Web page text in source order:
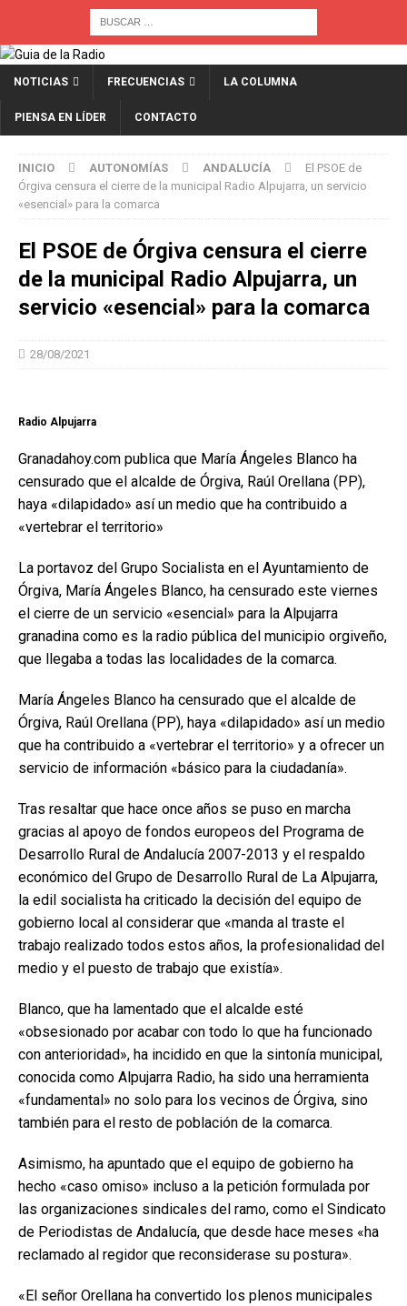
NOTICIAS FRECUENCIAS LA COLUMNA
PIENSA EN LÍDER CONTACTO
INICIO AUTONOMÍAS ANDALUCÍA
El PSOE de
Órgiva censura el cierre de la municipal Radio Alpujarra, un servicio
«esencial» para la comarca
El PSOE de Órgiva censura el cierre
de la municipal Radio Alpujarra, un
servicio «esencial» para la comarca
28/08/2021
Radio Alpujarra
Granadahoy.com publica que María Ángeles Blanco ha
censurado que el alcalde de Órgiva, Raúl Orellana (PP),
haya «dilapidado» así un medio que ha contribuido a
«vertebrar el territorio»
La portavoz del Grupo Socialista en el Ayuntamiento de
Órgiva, María Ángeles Blanco, ha censurado este viernes
el cierre de un servicio «esencial» para la Alpujarra
granadina como es la radio pública del municipio orgiveño,
que llegaba a todas las localidades de la comarca.
María Ángeles Blanco ha censurado que el alcalde de
Órgiva, Raúl Orellana (PP), haya «dilapidado» así un medio
que ha contribuido a «vertebrar el territorio» y a ofrecer un
servicio de información «básico para la ciudadanía».
Tras resaltar que hace once años se puso en marcha
gracias al apoyo de fondos europeos del Programa de
Desarrollo Rural de Andalucía 2007-2013 y el respaldo
económico del Grupo de Desarrollo Rural de La Alpujarra,
la edil socialista ha criticado la decisión del equipo de
gobierno local al considerar que «manda al traste el
trabajo realizado todos estos años, la profesionalidad del
medio y el puesto de trabajo que existía».
Blanco, que ha lamentado que el alcalde esté
«obsesionado por acabar con todo lo que ha funcionado
con anterioridad», ha incidido en que la sintonía municipal,
conocida como Alpujarra Radio, ha sido una herramienta
«fundamental» no solo para los vecinos de Órgiva, sino
también para el resto de población de la comarca.
Asimismo, ha apuntado que el equipo de gobierno ha
hecho «caso omiso» incluso a la petición formulada por
las organizaciones sindicales del ramo, como el Sindicato
de Periodistas de Andalucía, que desde hace meses «ha
reclamado al regidor que reconsiderase su postura».
«El señor Orellana ha convertido los plenos municipales